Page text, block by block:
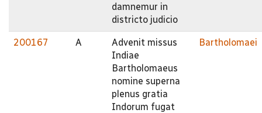
damnemur in
districto judicio
200167 A
Advenit missus
Indiae
Bartholomaeus
nomine superna
plenus gratia
Indorum fugat
Bartholomaei